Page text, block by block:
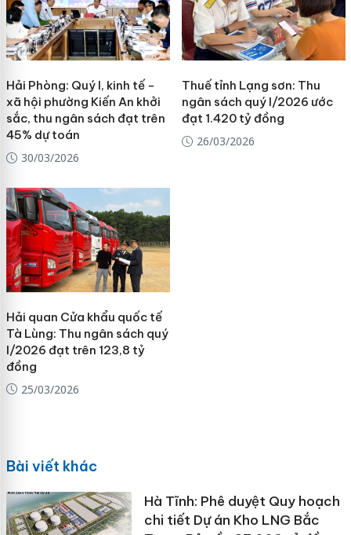
Hải Phòng: Quý I, kinh tế -
xã hội phường Kiến An khởi
sắc, thu ngân sách đạt trên
45% dự toán
30/03/2026
Thuế tỉnh Lạng sơn: Thu
ngân sách quý I/2026 ước
đạt 1.420 tỷ đồng
26/03/2026
Hải quan Cửa khẩu quốc tế
Tà Lùng: Thu ngân sách quý
I/2026 đạt trên 123,8 tỷ
đồng
25/03/2026
Bài viết khác
Hà Tĩnh: Phê duyệt Quy hoạch
chi tiết Dự án Kho LNG Bắc